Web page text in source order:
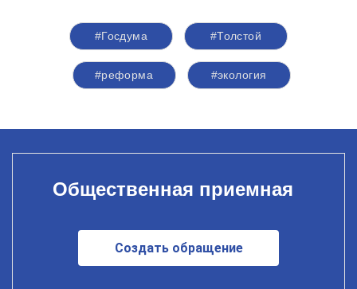
#Госдума #Толстой
#реформа #экология
Общественная приемная
Создать обращение